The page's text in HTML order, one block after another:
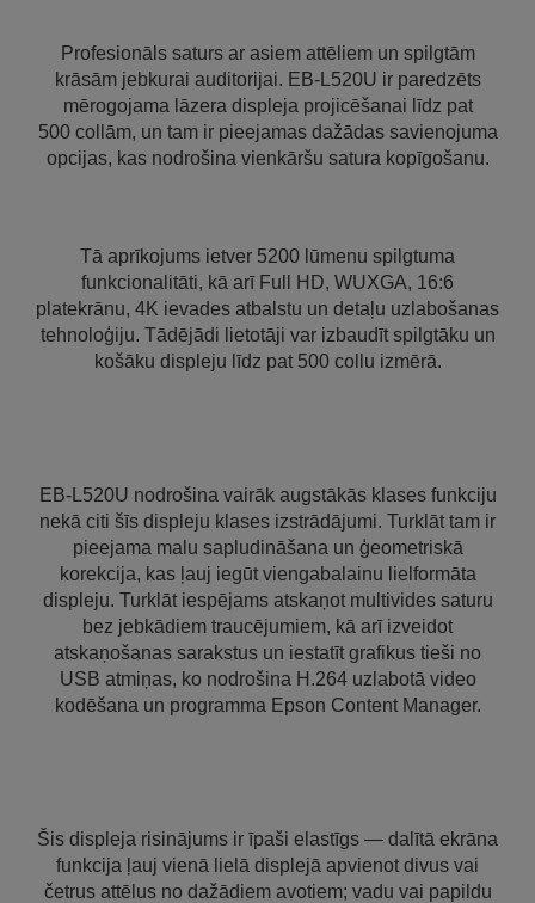
Profesionāls saturs ar asiem attēliem un spilgtām
krāsām jebkurai auditorijai. EB-L520U ir paredzēts
mērogojama lāzera displeja projicēšanai līdz pat
500 collām, un tam ir pieejamas dažādas savienojuma
opcijas, kas nodrošina vienkāršu satura kopīgošanu.
Tā aprīkojums ietver 5200 lūmenu spilgtuma
funkcionalitāti, kā arī Full HD, WUXGA, 16:6
platekrānu, 4K ievades atbalstu un detaļu uzlabošanas
tehnoloģiju. Tādējādi lietotāji var izbaudīt spilgtāku un
košāku displeju līdz pat 500 collu izmērā.
EB-L520U nodrošina vairāk augstākās klases funkciju
nekā citi šīs displeju klases izstrādājumi. Turklāt tam ir
pieejama malu sapludināšana un ģeometriskā
korekcija, kas ļauj iegūt viengabalainu lielformāta
displeju. Turklāt iespējams atskaņot multivides saturu
bez jebkādiem traucējumiem, kā arī izveidot
atskaņošanas sarakstus un iestatīt grafikus tieši no
USB atmiņas, ko nodrošina H.264 uzlabotā video
kodēšana un programma Epson Content Manager.
Šis displeja risinājums ir īpaši elastīgs — dalītā ekrāna
funkcija ļauj vienā lielā displejā apvienot divus vai
četrus attēlus no dažādiem avotiem; vadu vai papildu